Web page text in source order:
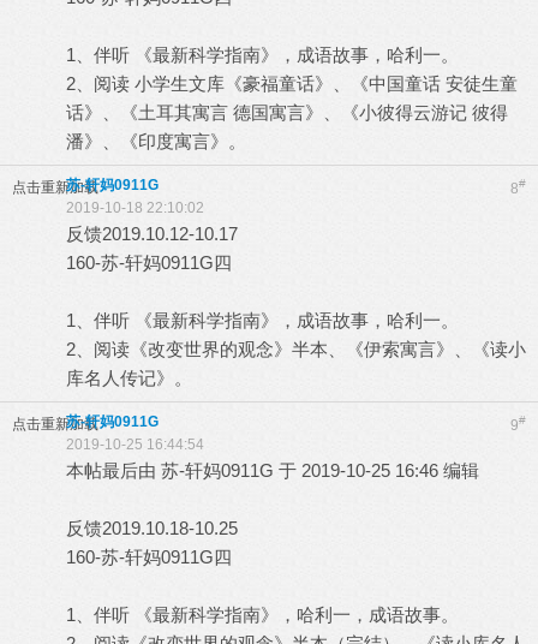
1、伴听 《最新科学指南》，成语故事，哈利一。
2、阅读 小学生文库《豪福童话》、《中国童话 安徒生童
话》、《土耳其寓言 德国寓言》、《小彼得云游记 彼得
潘》、《印度寓言》。
点击重新加载 8#
苏-轩妈0911G
2019-10-18 22:10:02
反馈2019.10.12-10.17
160-苏-轩妈0911G四
1、伴听 《最新科学指南》，成语故事，哈利一。
2、阅读《改变世界的观念》半本、《伊索寓言》、《读小
库名人传记》。
点击重新加载 9#
苏-轩妈0911G
2019-10-25 16:44:54
本帖最后由 苏-轩妈0911G 于 2019-10-25 16:46 编辑
反馈2019.10.18-10.25
160-苏-轩妈0911G四
1、伴听 《最新科学指南》，哈利一，成语故事。